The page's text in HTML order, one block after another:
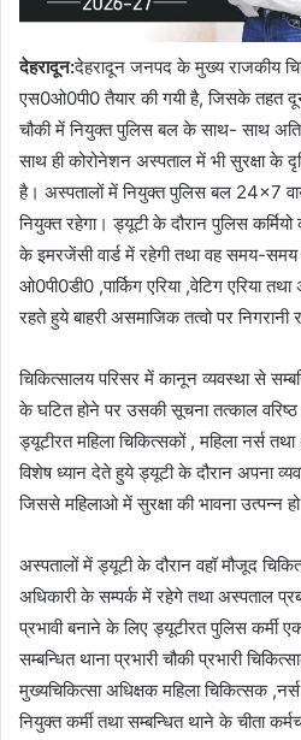
देहरादून:देहरादून जनपद के मुख्य राजकीय
एस0ओ0पी0 तैयार की गयी है, जिसके तहत
चौकी में नियुक्त पुलिस बल के साथ- साथ
साथ ही कोरोनेशन अस्पताल में भी सुरक्षा के
है। अस्पतालों में नियुक्त पुलिस बल 24×7
नियुक्त रहेगा। ड्यूटी के दौरान पुलिस
के इमरजेंसी वार्ड में रहेगी तथा वह समय-समय
ओ0पी0डी0 ,पार्किग एरिया ,वेटिग एरिया
रहते हुये बाहरी असमाजिक तत्वो पर
चिकित्सालय परिसर में कानून व्यवस्था से
के घटित होने पर उसकी सूचना तत्काल वरिष्ठ
ड्यूटीरत महिला चिकित्सकों , महिला नर्स
विशेष ध्यान देते हुये ड्यूटी के दौरान अपना
जिससे महिलाओ में सुरक्षा की भावना उत्पन्न
अस्पतालों में ड्यूटी के दौरान वहॉ मौजूद
अधिकारी के सम्पर्क में रहेगे तथा अस्पताल
प्रभावी बनाने के लिए ड्यूटीरत पुलिस कर्मी
सम्बन्धित थाना प्रभारी चौकी प्रभारी
मुख्यचिकित्सा अधिक्षक महिला चिकित्सक
नियुक्त कर्मी तथा सम्बन्धित थाने के चीता